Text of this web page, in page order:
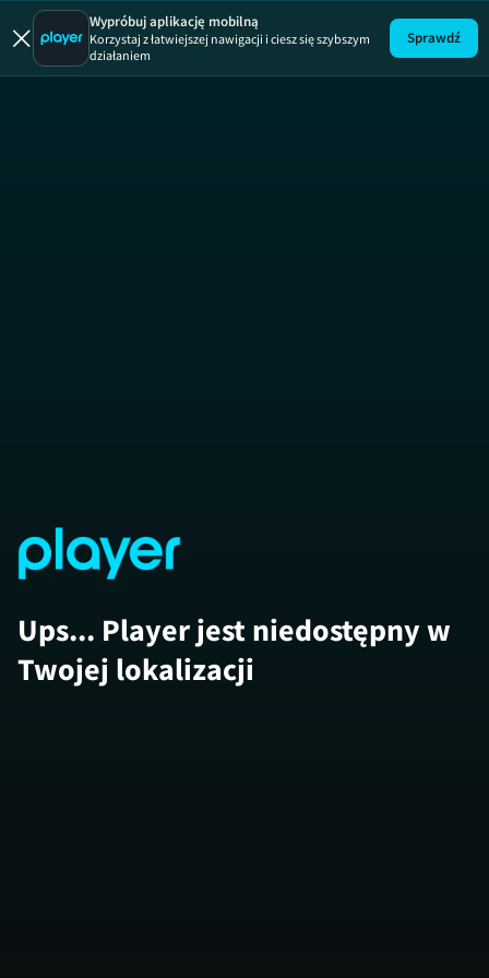
Mam Talent!
Wypróbuj aplikację mobilną
Korzystaj z łatwiejszej nawigacji i ciesz się szybszym
działaniem
Sprawdź
Ups... Player jest niedostępny w
Twojej lokalizacji